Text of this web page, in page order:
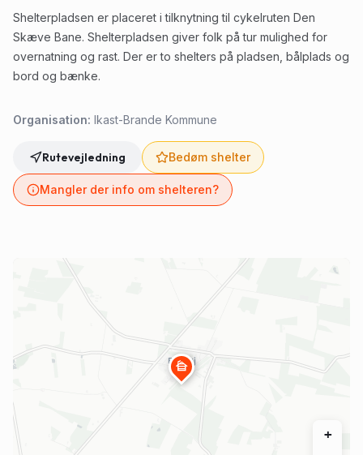
Shelterpladsen er placeret i tilknytning til cykelruten Den
Skæve Bane. Shelterpladsen giver folk på tur mulighed for
overnatning og rast. Der er to shelters på pladsen, bålplads og
bord og bænke.
Organisation: Ikast-Brande Kommune
Rutevejledning Bedøm shelter
Mangler der info om shelteren?
cabin
+